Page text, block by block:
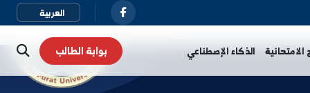
الذكاء الإصطناعي بوابة الطالب